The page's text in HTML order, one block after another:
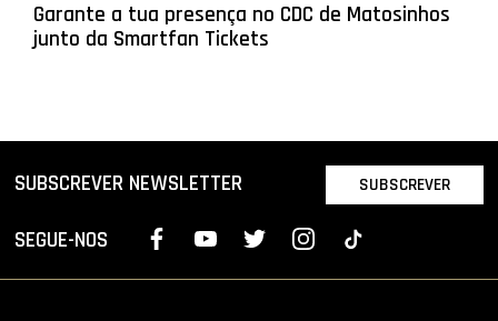
Garante a tua presença no CDC de Matosinhos
junto da Smartfan Tickets
SUBSCREVER NEWSLETTER SUBSCREVER
SEGUE-NOS